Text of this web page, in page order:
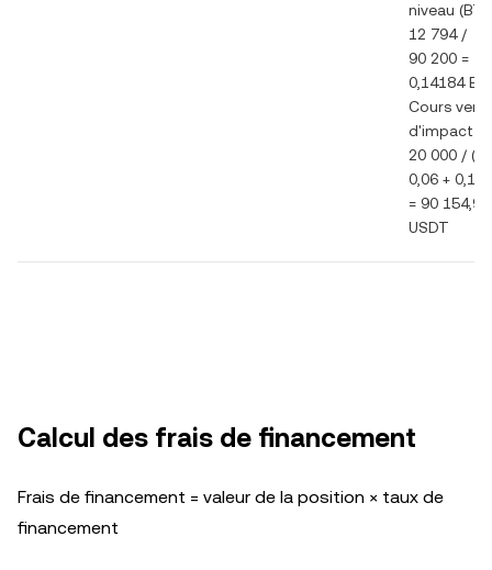
niveau
12 794 /
90 200 =
0,14184
Cours
d'impact =
20 000 /
0,06 +
= 90 154,9
USDT
Calcul des frais de financement
Frais de financement = valeur de la position × taux de
financement